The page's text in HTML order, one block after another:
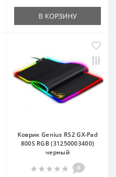
В КОРЗИНУ
Коврик Genius RS2 GX-Pad
800S RGB (31250003400)
черный
0